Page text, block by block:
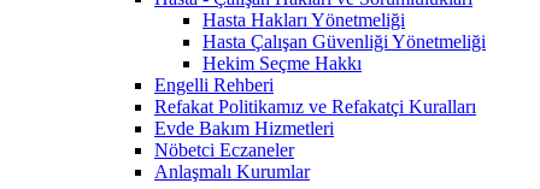
Hasta Hakları Yönetmeliği
Hasta Çalışan Güvenliği Yönetmeliği
Hekim Seçme Hakkı
Engelli Rehberi
Refakat Politikamız ve Refakatçi Kuralları
Evde Bakım Hizmetleri
Nöbetci Eczaneler
Anlaşmalı Kurumlar